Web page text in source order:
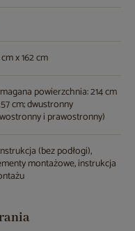
x 162 cm
powierzchnia: 214 cm
cm; dwustronny
i prawostronny)
(bez podłogi),
montażowe, instrukcja